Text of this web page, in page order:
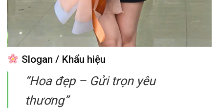
Slogan / Khẩu hiệu
“Hoa đẹp – Gửi trọn yêu
thương”